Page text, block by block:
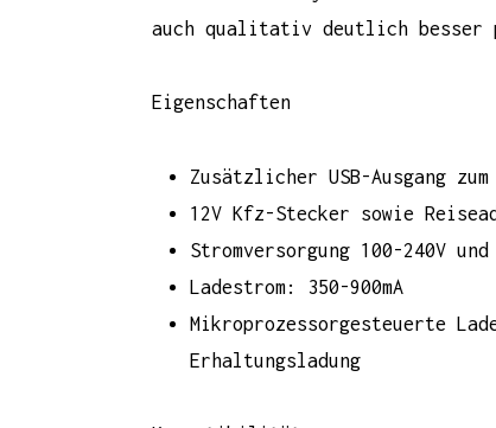
auch qualitativ deutlich besser
Eigenschaften
Zusätzlicher USB-Ausgang
12V Kfz-Stecker sowie
Stromversorgung 100-240V
Ladestrom: 350-900mA
Mikroprozessorgesteuerte
Erhaltungsladung